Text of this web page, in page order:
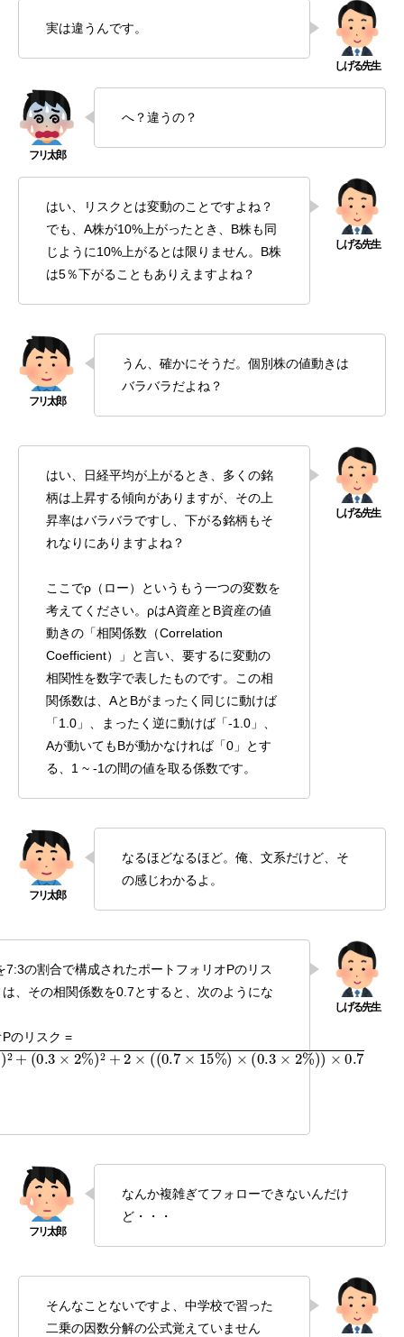
実は違うんです。
へ？違うの？
はい、リスクとは変動のことですよね？
でも、A株が10%上がったとき、B株も同
じように10%上がるとは限りません。B株
は5％下がることもありえますよね？
うん、確かにそうだ。個別株の値動きは
バラバラだよね？
はい、日経平均が上がるとき、多くの銘
柄は上昇する傾向がありますが、その上
昇率はバラバラですし、下がる銘柄もそ
れなりにありますよね？
ここでρ（ロー）というもう一つの変数を
考えてください。ρはA資産とB資産の値
動きの「相関係数（Correlation
Coefficient）」と言い、要するに変動の
相関性を数字で表したものです。この相
関係数は、AとBがまったく同じに動けば
「1.0」、まったく逆に動けば「-1.0」、
Aが動いてもBが動かなければ「0」とす
る、1 ~ -1の間の値を取る係数です。
なるほどなるほど。俺、文系だけど、そ
の感じわかるよ。
7:3の割合で構成されたポートフォリオPのリス
、その相関係数を0.7とすると、次のようにな
のリスク =
×((0.7×15%)×(0.3×2%))×0.7
なんか複雑ぎてフォローできないんだけ
ど・・・
そんなことないですよ、中学校で習った
二乗の因数分解の公式覚えていません